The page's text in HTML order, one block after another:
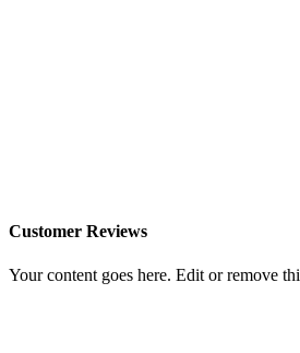
Customer Reviews
Your content goes here. Edit or remove